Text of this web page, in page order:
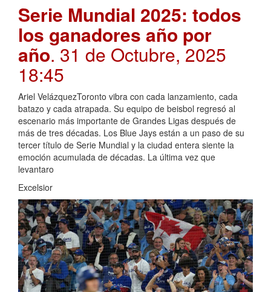
Serie Mundial 2025: todos
los ganadores año por
año. 31 de Octubre, 2025
18:45
Ariel VelázquezToronto vibra con cada lanzamiento, cada
batazo y cada atrapada. Su equipo de beisbol regresó al
escenario más importante de Grandes Ligas después de
más de tres décadas. Los Blue Jays están a un paso de su
tercer título de Serie Mundial y la ciudad entera siente la
emoción acumulada de décadas. La última vez que
levantaro
Excelsior